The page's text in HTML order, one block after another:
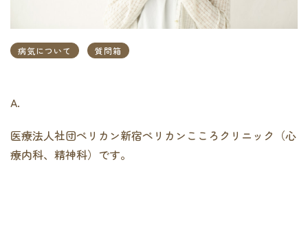
病気について 質問箱
A.
医療法人社団ペリカン新宿ペリカンこころクリニック（心
療内科、精神科）です。